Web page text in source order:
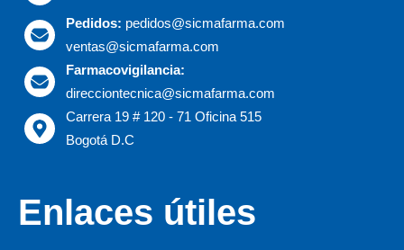
Pedidos: pedidos@sicmafarma.com
ventas@sicmafarma.com
Farmacovigilancia:
direcciontecnica@sicmafarma.com
Carrera 19 # 120 - 71 Oficina 515
Bogotá D.C
Enlaces útiles